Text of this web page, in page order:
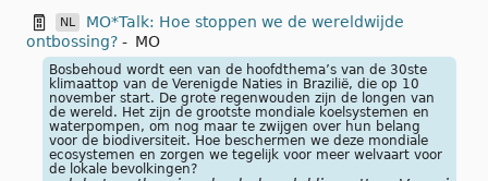
NL
MO*Talk: Hoe stoppen we de wereldwijde
ontbossing? - MO
Bosbehoud wordt een van de hoofdthema’s van de 30ste
klimaattop van de Verenigde Naties in Brazilië, die op 10
november start. De grote regenwouden zijn de longen van
de wereld. Het zijn de grootste mondiale koelsystemen en
waterpompen, om nog maar te zwijgen over hun belang
voor de biodiversiteit. Hoe beschermen we deze mondiale
ecosystemen en zorgen we tegelijk voor meer welvaart voor
de lokale bevolkingen?